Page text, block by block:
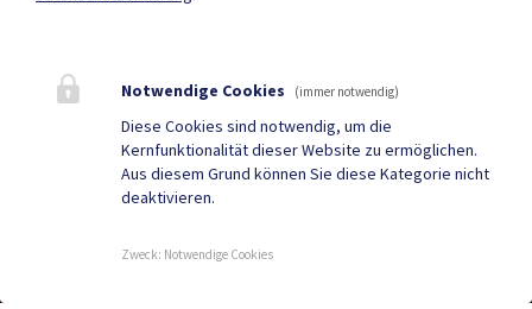
App
Gesundheit
Amtstafel
Gemeindezeitung
Neuigkeiten
Notwendige Cookies (immer notwendig)
Diese Cookies sind notwendig, um die
Kernfunktionalität dieser Website zu ermöglichen.
Aus diesem Grund können Sie diese Kategorie nicht
deaktivieren.
Zweck: Notwendige Cookies